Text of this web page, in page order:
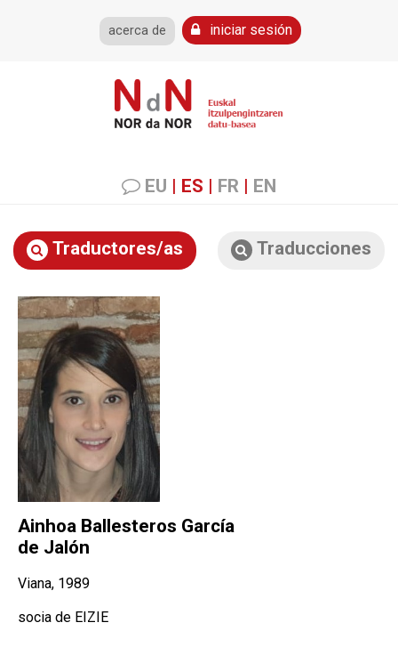
acerca de iniciar sesión
EU | ES | FR | EN
Traductores/as Traducciones
Ainhoa Ballesteros García
de Jalón
Viana, 1989
socia de EIZIE